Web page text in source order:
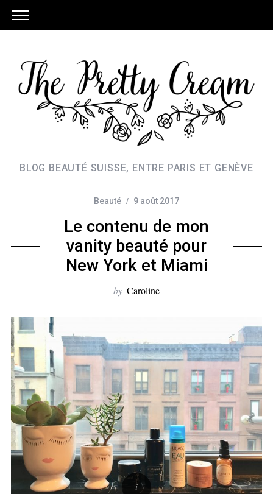
BLOG BEAUTÉ SUISSE, ENTRE PARIS ET GENÈVE
Beauté 9 août 2017
Le contenu de mon
vanity beauté pour
New York et Miami
by Caroline